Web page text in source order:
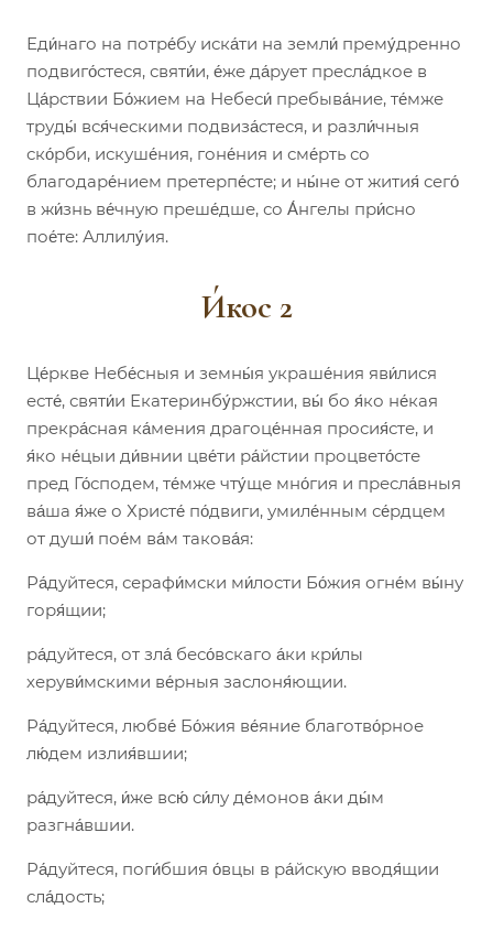
Еди́наго на потре́бу иска́ти на земли́ прему́дренно
подвиго́стеся, святи́и, е́же да́рует пресла́дкое в
Ца́рствии Бо́жием на Небеси́ пребыва́ние, те́мже
труды́ вся́ческими подвиза́стеся, и разли́чныя
ско́рби, искуше́ния, гоне́ния и сме́рть со
благодаре́нием претерпе́сте; и ны́не от жития́ сего́
в жи́знь ве́чную преше́дше, со А́нгелы при́сно
пое́те: Аллилу́ия.
И́кос 2
Це́ркве Небе́сныя и земны́я украше́ния яви́лися
есте́, святи́и Екатеринбу́ржстии, вы́ бо я́ко не́кая
прекра́сная ка́мения драгоце́нная просия́сте, и
я́ко не́цыи ди́внии цве́ти ра́йстии процвето́сте
пред Го́сподем, те́мже чту́ще мно́гия и пресла́вныя
ва́ша я́же о Христе́ по́двиги, умиле́нным се́рдцем
от души́ пое́м ва́м такова́я:
Ра́дуйтеся, серафи́мски ми́лости Бо́жия огне́м вы́ну
горя́щии;
ра́дуйтеся, от зла́ бесо́вскаго а́ки кри́лы
херуви́мскими ве́рныя заслоня́ющии.
Ра́дуйтеся, любве́ Бо́жия ве́яние благотво́рное
лю́дем излия́вшии;
ра́дуйтеся, и́же всю́ си́лу де́монов а́ки ды́м
разгна́вшии.
Ра́дуйтеся, поги́бшия о́вцы в ра́йскую вводя́щии
сла́дость;